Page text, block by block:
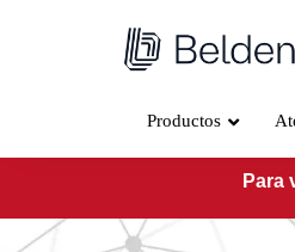
Productos
Para